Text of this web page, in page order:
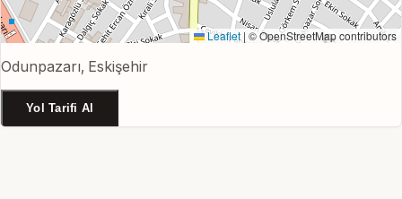
Leaflet | © OpenStreetMap contributors
Odunpazarı, Eskişehir
Yol Tarifi Al